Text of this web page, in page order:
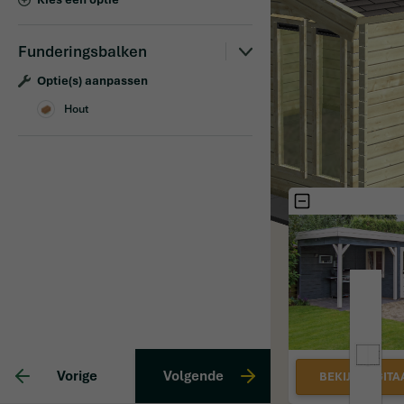
Funderingsbalken
Optie(s) aanpassen
Hout
Vorige Volgende BEKIJK